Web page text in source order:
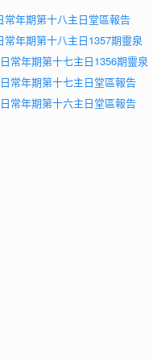
常年期第十八主日堂區報告
常年期第十八主日1357期靈泉
常年期第十七主日1356期靈泉
常年期第十七主日堂區報告
常年期第十六主日堂區報告